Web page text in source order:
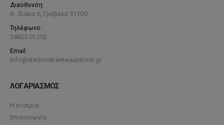
Διεύθυνση:
Θ. Ζιάκα 6, Γρεβενά 51100
Τηλέφωνο:
24625 01202
Email:
info@stationstreetwearstore.gr
ΛΟΓΑΡΙΑΣΜΟΣ
Η εταιρία
Επικοινωνία